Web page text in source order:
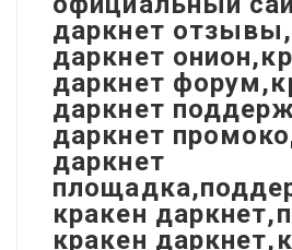
даркнет
даркнет
даркнет
даркнет
даркнет
даркнет
кракен
кракен